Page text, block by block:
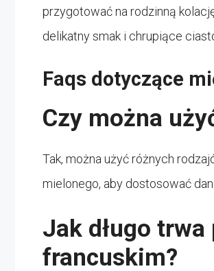
przygotować na rodzinną
delikatny smak i chrupiące
Faqs dotyczące
Czy można
Tak, można użyć różnych
mielonego, aby dostosować
Jak długo
francuskim?